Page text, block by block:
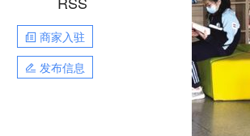
商家入驻
发布信息